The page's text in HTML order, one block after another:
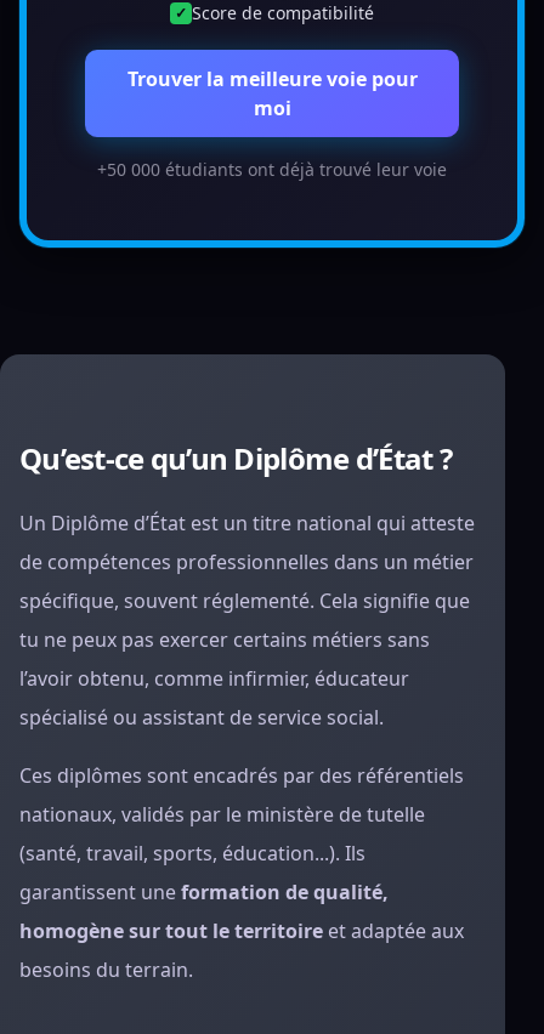
✓ Score de compatibilité
Trouver la meilleure voie pour
moi
+50 000 étudiants ont déjà trouvé leur voie
Qu’est-ce qu’un Diplôme d’État ?
Un Diplôme d’État est un titre national qui atteste
de compétences professionnelles dans un métier
spécifique, souvent réglementé. Cela signifie que
tu ne peux pas exercer certains métiers sans
l’avoir obtenu, comme infirmier, éducateur
spécialisé ou assistant de service social.
Ces diplômes sont encadrés par des référentiels
nationaux, validés par le ministère de tutelle
(santé, travail, sports, éducation...). Ils
garantissent uneformation de qualité,
homogène sur tout le territoire et adaptée aux
besoins du terrain.